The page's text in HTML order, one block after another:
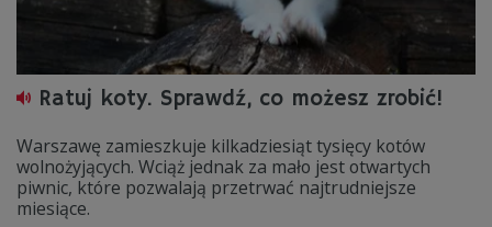
Ratuj koty. Sprawdź, co możesz zrobić!
Warszawę zamieszkuje kilkadziesiąt tysięcy kotów
wolnożyjących. Wciąż jednak za mało jest otwartych
piwnic, które pozwalają przetrwać najtrudniejsze
miesiące.